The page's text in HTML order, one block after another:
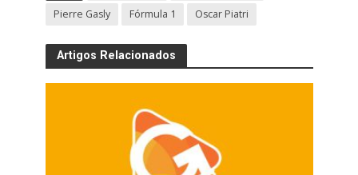
Pierre Gasly
Fórmula 1 Oscar Piatri
Artigos Relacionados